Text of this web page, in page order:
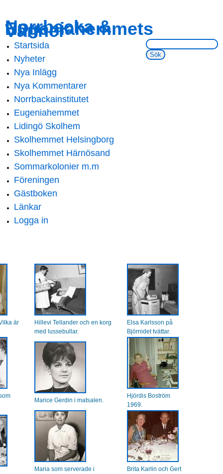
main
content
navigation
Norrbacka &
Eugeniahemmets
Vänner
Sök på webbsidan:
Main menu
Startsida
Nyheter
Nya Inlägg
Nya Kommentarer
Norrbackainstitutet
Eugeniahemmet
Lidingö Skolhem
Skolhemmet Helsingborg
Skolhemmet Härnösand
Sommarkolonier m.m
Föreningen
Gästboken
Länkar
Logga in
är
Hillevi Tellander och en korg
med lussebullar.
Elsa Karlsson på
Björnidet tvättar.
Marice Gerdin i matsalen.
Hjördis Boström
1969.
Maria som serverade i
Brita Karlin och Gert